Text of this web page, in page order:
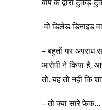
-वो डिलेड डिनाइड
– बहुतों पर अपराध
आरोपी ने किया है,
तो. यह तो नहीं कि
– तो क्या सारे फ़ेक…